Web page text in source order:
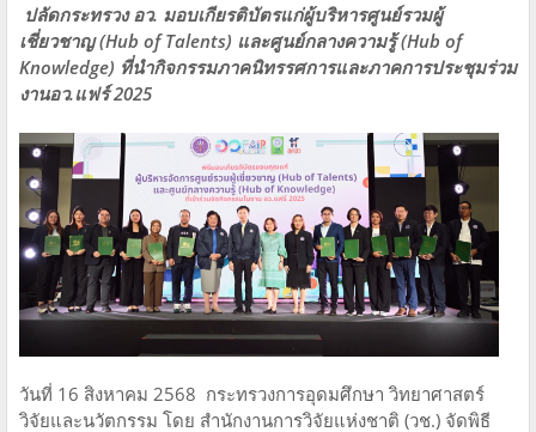
ปลัดกระทรวง อว. มอบเกียรติบัตรแก่ผู้บริหารศูนย์รวมผู้
เชี่ยวชาญ (Hub of Talents) และศูนย์กลางความรู้ (Hub of
Knowledge) ที่นำกิจกรรมภาคนิทรรศการและภาคการประชุมร่วม
งานอว.แฟร์ 2025
วันที่ 16 สิงหาคม 2568 กระทรวงการอุดมศึกษา วิทยาศาสตร์
วิจัยและนวัตกรรม โดย สำนักงานการวิจัยแห่งชาติ (วช.) จัดพิธี